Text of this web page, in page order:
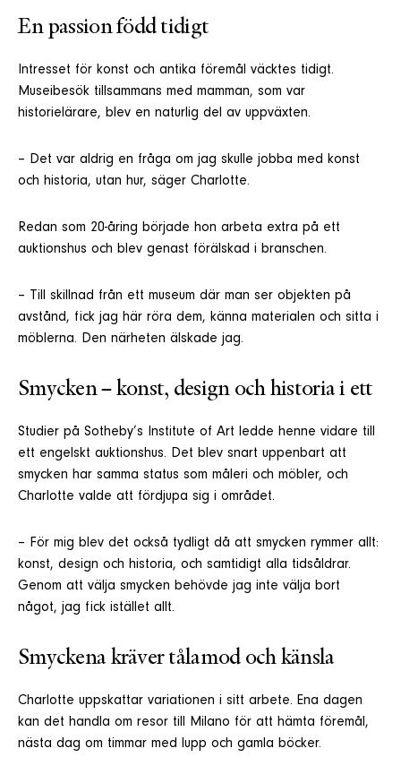
En passion född tidigt
Intresset för konst och antika föremål väcktes tidigt.
Museibesök tillsammans med mamman, som var
historielärare, blev en naturlig del av uppväxten.
– Det var aldrig en fråga om jag skulle jobba med konst
och historia, utan hur, säger Charlotte.
Redan som 20-åring började hon arbeta extra på ett
auktionshus och blev genast förälskad i branschen.
– Till skillnad från ett museum där man ser objekten på
avstånd, fick jag här röra dem, känna materialen och sitta i
möblerna. Den närheten älskade jag.
Smycken – konst, design och historia i ett
Studier på Sotheby’s Institute of Art ledde henne vidare till
ett engelskt auktionshus. Det blev snart uppenbart att
smycken har samma status som måleri och möbler, och
Charlotte valde att fördjupa sig i området.
– För mig blev det också tydligt då att smycken rymmer allt:
konst, design och historia, och samtidigt alla tidsåldrar.
Genom att välja smycken behövde jag inte välja bort
något, jag fick istället allt.
Smyckena kräver tålamod och känsla
Charlotte uppskattar variationen i sitt arbete. Ena dagen
kan det handla om resor till Milano för att hämta föremål,
nästa dag om timmar med lupp och gamla böcker.